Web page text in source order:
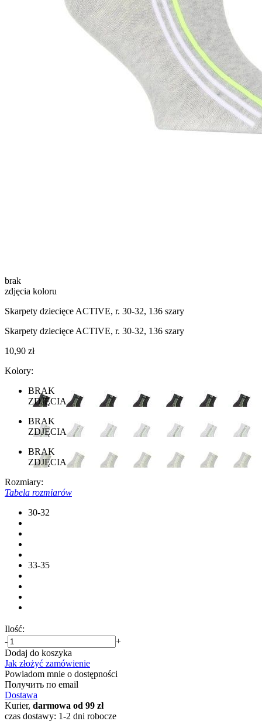
brak
zdjęcia koloru
Skarpety dziecięce ACTIVE, r. 30-32, 136 szary
Skarpety dziecięce ACTIVE, r. 30-32, 136 szary
10,90 zł
Kolory:
BRAK
ZDJĘCIA
BRAK
ZDJĘCIA
BRAK
ZDJĘCIA
Rozmiary:
Tabela rozmiarów
30-32
33-35
Ilość:
-
+
Dodaj do koszyka
Jak złożyć zamówienie
Powiadom mnie o dostępności
Получить по email
Dostawa
Kurier, darmowa od 99 zł
czas dostawy: 1-2 dni robocze